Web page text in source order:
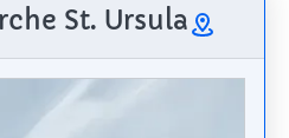
St. Ursula